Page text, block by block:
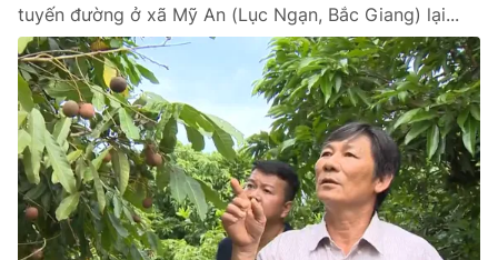
tuyến đường ở xã Mỹ An (Lục Ngạn, Bắc Giang) lại...